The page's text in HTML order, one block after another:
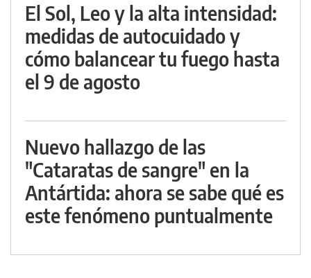
El Sol, Leo y la alta intensidad:
medidas de autocuidado y
cómo balancear tu fuego hasta
el 9 de agosto
Nuevo hallazgo de las
"Cataratas de sangre" en la
Antártida: ahora se sabe qué es
este fenómeno puntualmente